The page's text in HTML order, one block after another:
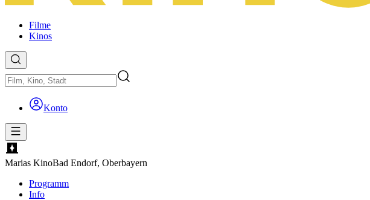
Filme
Kinos
Konto
Marias KinoBad Endorf, Oberbayern
Programm
Info